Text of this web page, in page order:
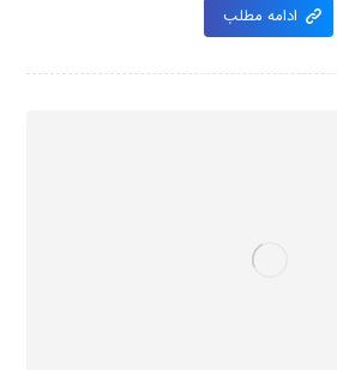
ادامه مطلب